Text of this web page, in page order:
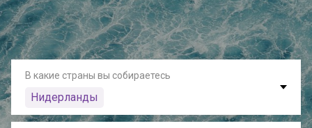
В какие страны вы собираетесь
Нидерланды